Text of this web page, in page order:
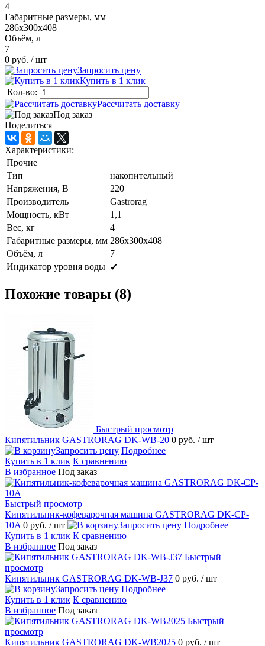
4
Габаритные размеры, мм
286х300х408
Объём, л
7
0 руб. / шт
Запросить цену
Купить в 1 клик
Кол-во:
Рассчитать доставку
Под заказ
Поделиться
Характеристики:
Прочие
Тип
накопительный
Напряжения, В
220
Производитель
Gastrorag
Мощность, кВт
1,1
Вес, кг
4
Габаритные размеры, мм 286х300х408
Объём, л
7
Индикатор уровня воды ✔
Похожие товары (8)
Быстрый просмотр
Кипятильник GASTRORAG DK-WB-20 0 руб. / шт
Запросить цену Подробнее
Купить в 1 клик К сравнению
В избранное Под заказ
Быстрый просмотр
Кипятильник-кофеварочная машина GASTRORAG DK-CP-
10A 0 руб. / шт Запросить цену Подробнее
Купить в 1 клик К сравнению
В избранное Под заказ
Быстрый
просмотр
Кипятильник GASTRORAG DK-WB-J37 0 руб. / шт
Запросить цену Подробнее
Купить в 1 клик К сравнению
В избранное Под заказ
Быстрый
просмотр
Кипятильник GASTRORAG DK-WB2025 0 руб. / шт